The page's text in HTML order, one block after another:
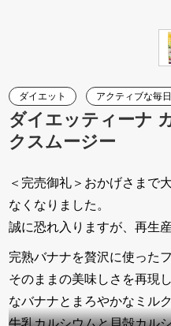
ダイエット アクティブな毎
ダイエッティーナ
クスムージー
＜完売御礼＞おかげさまで
なくなりました。
誠に恐れ入りますが、再生
完熟バナナを贅沢に使った
そのままの美味しさを再現
なバナナとまろやかなミル
牛乳カルシウムと貝殻カル